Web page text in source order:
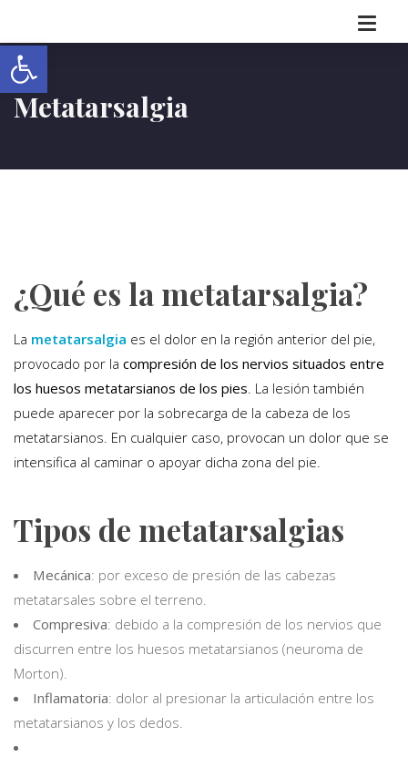
Abrir barra de herramientas
Metatarsalgia
¿Qué es la metatarsalgia?
La metatarsalgia es el dolor en la región anterior del pie,
provocado por la compresión de los nervios situados entre
los huesos metatarsianos de los pies. La lesión también
puede aparecer por la sobrecarga de la cabeza de los
metatarsianos. En cualquier caso, provocan un dolor que se
intensifica al caminar o apoyar dicha zona del pie.
Tipos de metatarsalgias
Mecánica: por exceso de presión de las cabezas
metatarsales sobre el terreno.
Compresiva: debido a la compresión de los nervios que
discurren entre los huesos metatarsianos (neuroma de
Morton).
Inflamatoria: dolor al presionar la articulación entre los
metatarsianos y los dedos.